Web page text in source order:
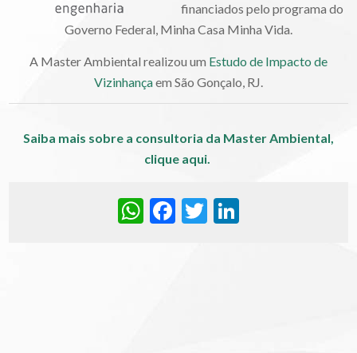
financiados pelo programa do
Governo Federal, Minha Casa Minha Vida.
A Master Ambiental realizou um Estudo de Impacto de
Vizinhançaem São Gonçalo, RJ.
Saiba mais sobre a consultoria da Master Ambiental,
clique aqui.
WhatsApp
Facebook
Twitter